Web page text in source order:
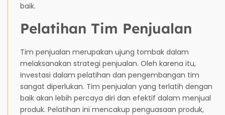
baik.
Pelatihan Tim Penjualan
Tim penjualan merupakan ujung tombak dalam
melaksanakan strategi penjualan. Oleh karena itu,
investasi dalam pelatihan dan pengembangan tim
sangat diperlukan. Tim penjualan yang terlatih dengan
baik akan lebih percaya diri dan efektif dalam menjual
produk. Pelatihan ini mencakup penguasaan produk,